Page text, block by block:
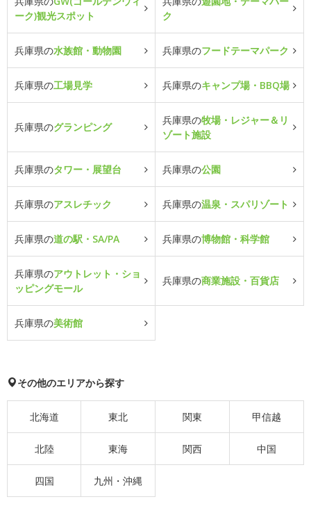
ーク)観光スポット
ク
兵庫県の水族館・動物園 兵庫県のフードテーマパーク
兵庫県の工場見学 兵庫県のキャンプ場・BBQ場
兵庫県のグランピング
兵庫県の牧場・レジャー＆リ
ゾート施設
兵庫県のタワー・展望台 兵庫県の公園
兵庫県のアスレチック 兵庫県の温泉・スパリゾート
兵庫県の道の駅・SA/PA 兵庫県の博物館・科学館
兵庫県のアウトレット・ショ
ッピングモール
兵庫県の商業施設・百貨店
兵庫県の美術館
その他のエリアから探す
北海道 東北 関東 甲信越
北陸 東海 関西 中国
四国 九州・沖縄